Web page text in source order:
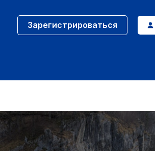
Зарегистрироваться